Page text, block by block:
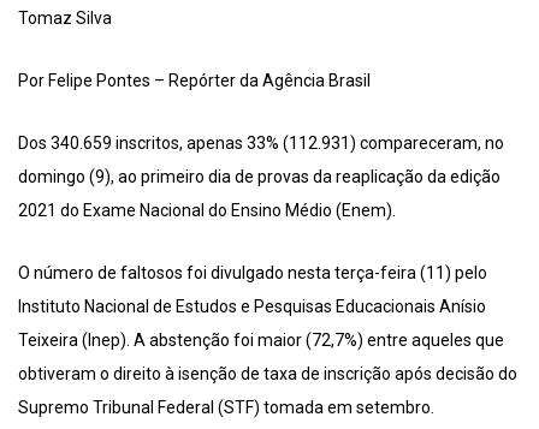
Tomaz Silva
Por Felipe Pontes – Repórter da Agência Brasil
Dos 340.659 inscritos, apenas 33% (112.931) compareceram, no
domingo (9), ao primeiro dia de provas da reaplicação da edição
2021 do Exame Nacional do Ensino Médio (Enem).
O número de faltosos foi divulgado nesta terça-feira (11) pelo
Instituto Nacional de Estudos e Pesquisas Educacionais Anísio
Teixeira (Inep). A abstenção foi maior (72,7%) entre aqueles que
obtiveram o direito à isenção de taxa de inscrição após decisão do
Supremo Tribunal Federal (STF) tomada em setembro.